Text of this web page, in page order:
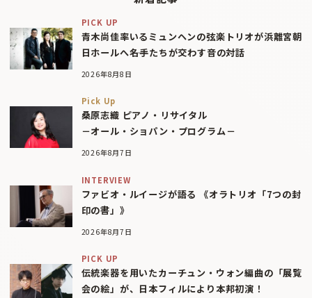
PICK UP
青木尚佳率いるミュンヘンの弦楽トリオが浜離宮朝
日ホールへ――名手たちが交わす音の対話
2026年8月8日
Pick Up
桑原志織 ピアノ・リサイタル
－オール・ショパン・プログラム－
2026年8月7日
INTERVIEW
ファビオ・ルイージが語る 《オラトリオ「7つの封
印の書」》
2026年8月7日
PICK UP
伝統楽器を用いたカーチュン・ウォン編曲の「展覧
会の絵」が、日本フィルにより本邦初演！